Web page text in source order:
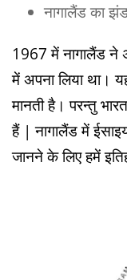
नागालैंड का
1967 में नागालैंड ने
में अपना लिया था।
मानती है। परन्तु
हैं | नागालैंड में
जानने के लिए हमें